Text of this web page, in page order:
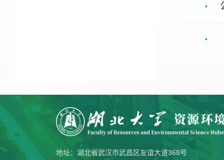
地址：湖北省武汉市武昌区友谊大道368号